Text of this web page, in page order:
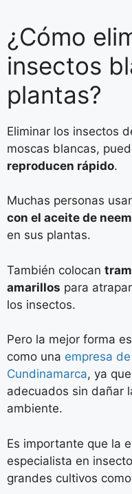
¿Cómo
insectos
plantas?
Eliminar los insectos
moscas blancas,
reproducen rápido.
Muchas personas
con el aceite de neem
en sus plantas.
También colocan
amarillos para
los insectos.
Pero la mejor forma
como una empresa
Cundinamarca, ya
adecuados sin dañar
ambiente.
Es importante que la
especialista en
grandes cultivos